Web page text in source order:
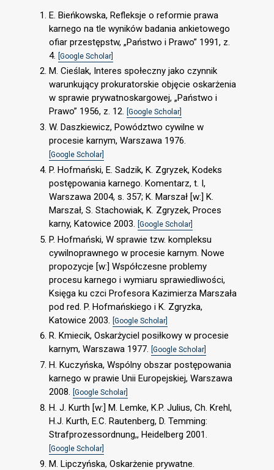
E. Bieńkowska, Refleksje o reformie prawa
karnego na tle wyników badania ankietowego
ofiar przestępstw, „Państwo i Prawo” 1991, z.
4.
[Google Scholar]
M. Cieślak, Interes społeczny jako czynnik
warunkujący prokuratorskie objęcie oskarżenia
w sprawie prywatnoskargowej, „Państwo i
Prawo” 1956, z. 12. [Google Scholar]
W. Daszkiewicz, Powództwo cywilne w
procesie karnym, Warszawa 1976.
[Google Scholar]
P. Hofmański, E. Sadzik, K. Zgryzek, Kodeks
postępowania karnego. Komentarz, t. I,
Warszawa 2004, s. 357; K. Marszał [w:] K.
Marszał, S. Stachowiak, K. Zgryzek, Proces
karny, Katowice 2003. [Google Scholar]
P. Hofmański, W sprawie tzw. kompleksu
cywilnoprawnego w procesie karnym. Nowe
propozycje [w:] Współczesne problemy
procesu karnego i wymiaru sprawiedliwości,
Księga ku czci Profesora Kazimierza Marszała
pod red. P. Hofmańskiego i K. Zgryzka,
Katowice 2003.
[Google Scholar]
R. Kmiecik, Oskarżyciel posiłkowy w procesie
karnym, Warszawa 1977. [Google Scholar]
H. Kuczyńska, Wspólny obszar postępowania
karnego w prawie Unii Europejskiej, Warszawa
2008. [Google Scholar]
H. J. Kurth [w:] M. Lemke, K.P. Julius, Ch. Krehl,
H.J. Kurth, E.C. Rautenberg, D. Temming:
Strafprozessordnung,, Heidelberg 2001.
[Google Scholar]
M. Lipczyńska, Oskarżenie prywatne.